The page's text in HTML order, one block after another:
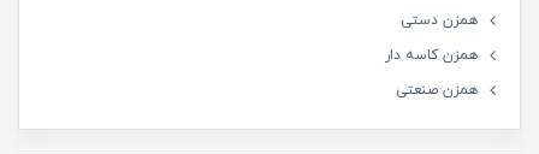
همزن دستی
همزن کاسه دار
همزن صنعتی